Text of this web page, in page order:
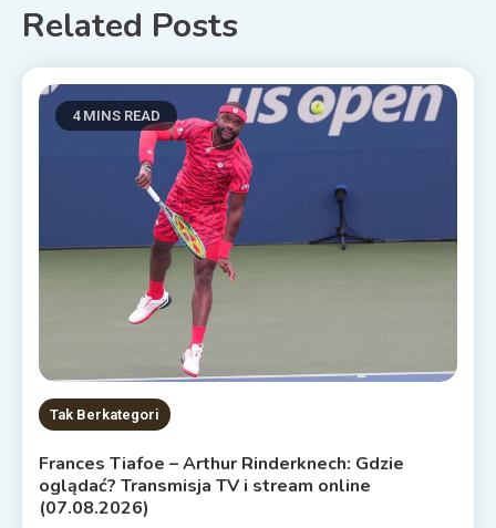
Related Posts
4 MINS READ
Tak Berkategori
Frances Tiafoe – Arthur Rinderknech: Gdzie
oglądać? Transmisja TV i stream online
(07.08.2026)